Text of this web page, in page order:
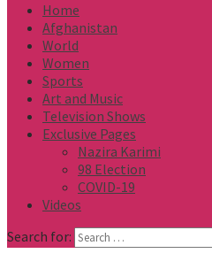
Home
Afghanistan
World
Women
Sports
Art and Music
Television Shows
Exclusive Pages
Nazira Karimi
98 Election
COVID-19
Videos
Search for: